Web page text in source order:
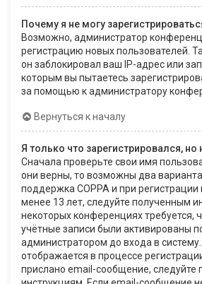
Почему я не могу
Возможно, администратор
регистрацию новых пользователей.
он заблокировал ваш IP-адрес или
которым вы пытаетесь
за помощью к администратору
Вернуться к началу
Я только что зарегистрировался, но
Сначала проверьте свои имя
они верны, то возможны два
поддержка COPPA и при регистрации
менее 13 лет, следуйте полученным
некоторых конференциях требуется,
учётные записи были активированы
администратором до входа в
отображается в процессе
прислано email-сообщение, следуйте